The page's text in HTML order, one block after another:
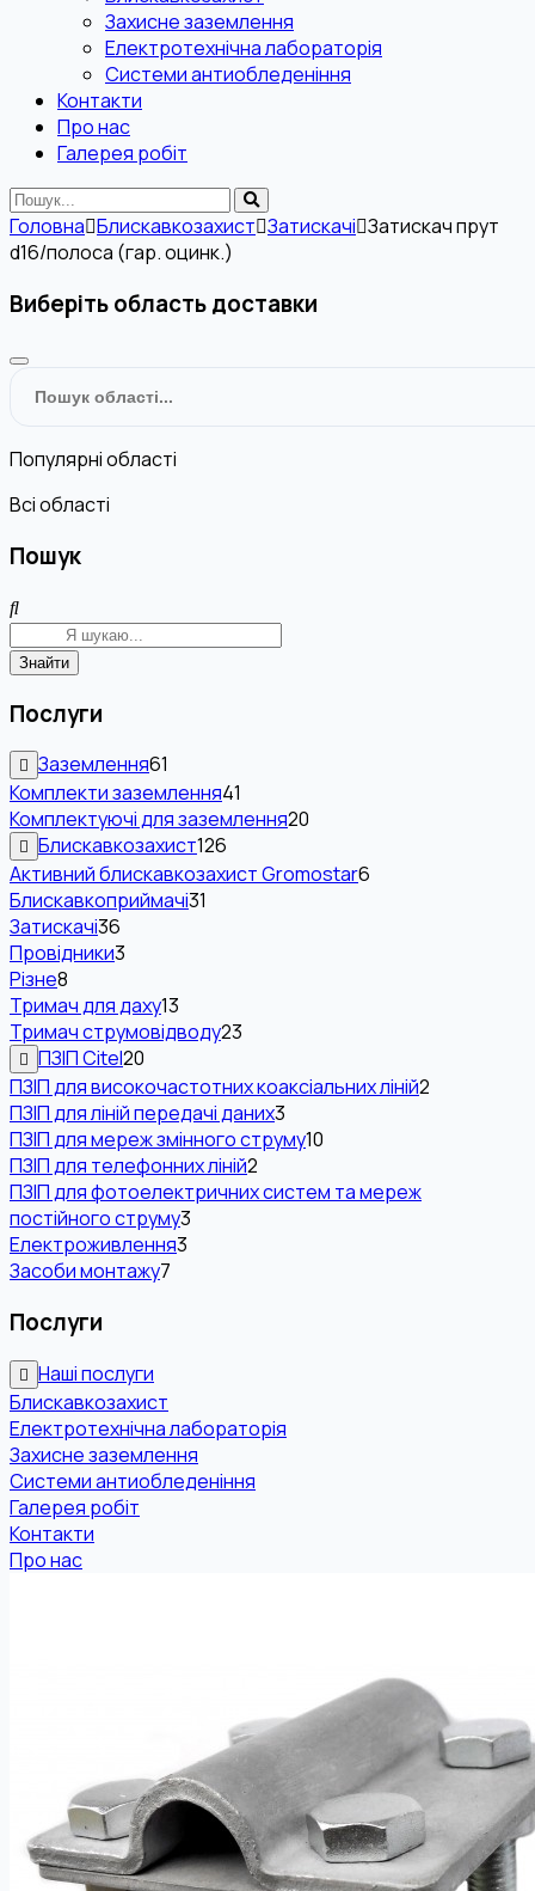
Захисне заземлення
Електротехнічна лабораторія
Системи антиобледеніння
Контакти
Про нас
Галерея робіт
Головна Блискавкозахист Затискачі Затискач прут
d16/полоса (гар. оцинк.)
Виберіть область доставки
Популярні області
Всі області
Пошук
Знайти
Послуги
Заземлення61
Комплекти заземлення41
Комплектуючі для заземлення20
Блискавкозахист126
Активний блискавкозахист Gromostar6
Блискавкоприймачі31
Затискачі36
Провідники3
Різне8
Тримач для даху13
Тримач струмовідводу23
ПЗІП Citel20
ПЗІП для високочастотних коаксіальних ліній2
ПЗІП для ліній передачі даних3
ПЗІП для мереж змінного струму10
ПЗІП для телефонних ліній2
ПЗІП для фотоелектричних систем та мереж
постійного струму3
Електроживлення3
Засоби монтажу7
Послуги
Наші послуги
Блискавкозахист
Електротехнічна лабораторія
Захисне заземлення
Системи антиобледеніння
Галерея робіт
Контакти
Про нас